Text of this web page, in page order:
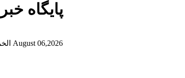
پایگاه
August 06,2026